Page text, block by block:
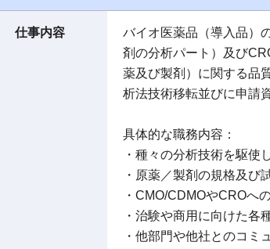
仕事内容
バイオ医薬品（導入品）
剤の分析パート）及び
薬及び製剤）に関する品
析法技術移転並びに申請
具体的な職務内容：
・種々の分析技術を駆使
・原薬／製剤の規格及び
・CMO/CDMOやCROへ
・治験や商用に向けた
・他部門や他社とのコミ